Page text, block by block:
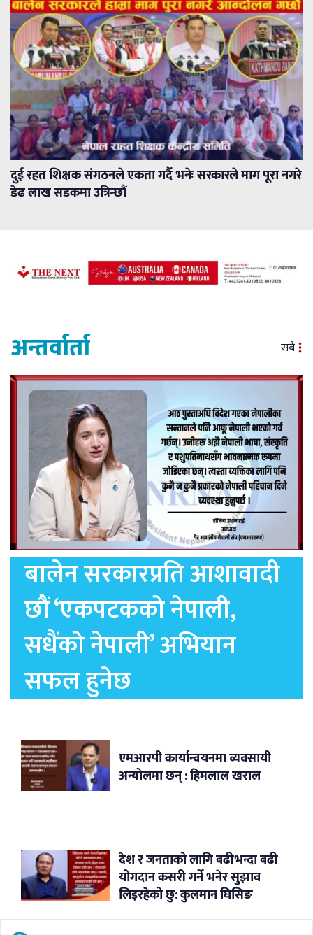
दुई रहत शिक्षक संगठनले एकता गर्दै भनेः सरकारले माग पूरा नगरे
डेढ लाख सडकमा उत्रिन्छौं
अन्तर्वार्ता सबै
बालेन सरकारप्रति आशावादी
छौं ‘एकपटकको नेपाली,
सधैंको नेपाली’ अभियान
सफल हुनेछ
एमआरपी कार्यान्वयनमा व्यवसायी
अन्योलमा छन् : हिमलाल खराल
देश र जनताको लागि बढीभन्दा बढी
योगदान कसरी गर्ने भनेर सुझाव
लिइरहेको छु: कुलमान घिसिङ